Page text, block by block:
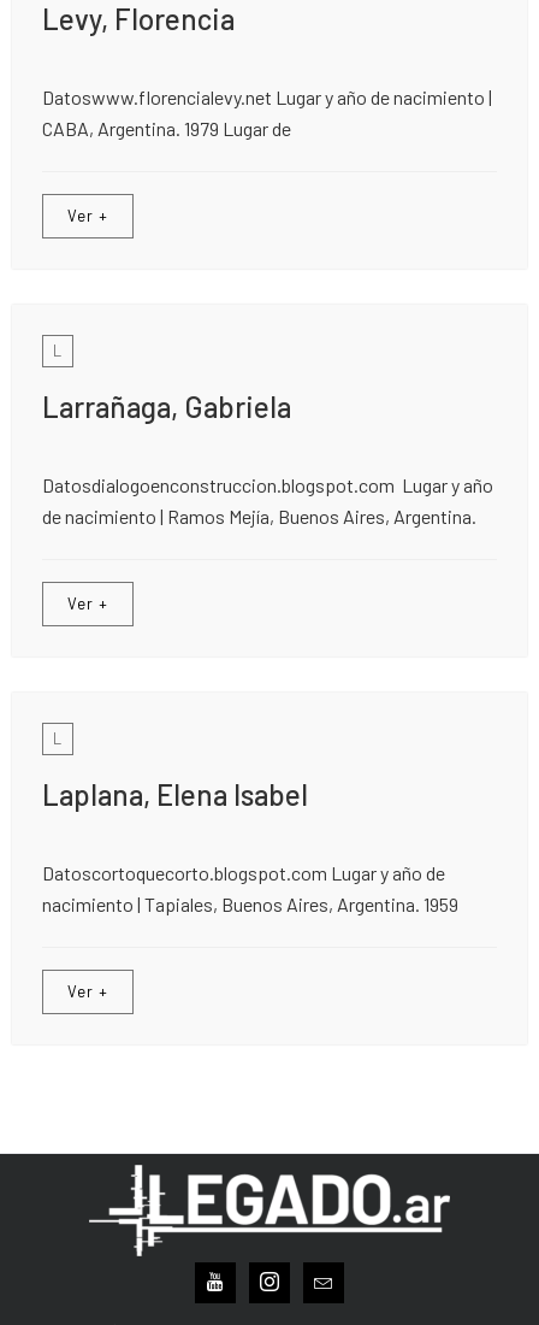
Levy, Florencia
Datoswww.florencialevy.net Lugar y año de nacimiento |
CABA, Argentina. 1979 Lugar de
Ver +
L
Larrañaga, Gabriela
Datosdialogoenconstruccion.blogspot.com Lugar y año
de nacimiento | Ramos Mejía, Buenos Aires, Argentina.
Ver +
L
Laplana, Elena Isabel
Datoscortoquecorto.blogspot.com Lugar y año de
nacimiento | Tapiales, Buenos Aires, Argentina. 1959
Ver +